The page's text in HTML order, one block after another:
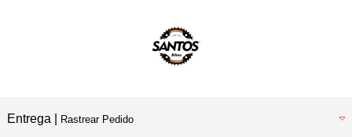
Entrega | Rastrear Pedido